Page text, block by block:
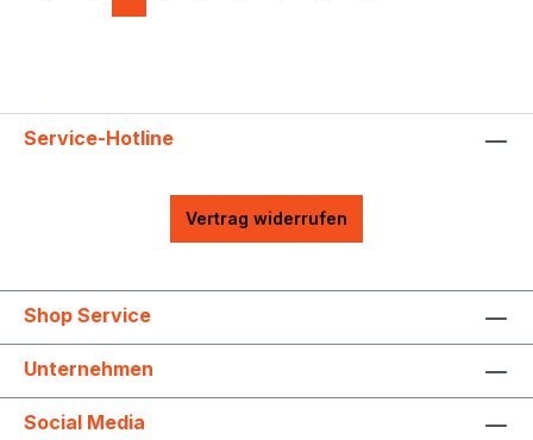
Service-Hotline
Vertrag widerrufen
Shop Service
Unternehmen
Social Media